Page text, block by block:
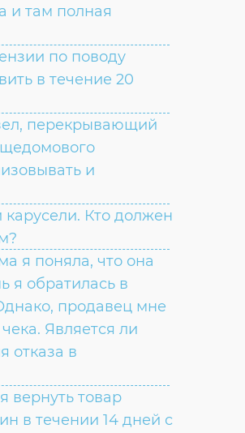
и там полная
по поводу
в течение 20
перекрывающий
и
Кто должен
я поняла, что она
я обратилась в
продавец мне
Является ли
отказа в
вернуть товар
в течении 14 дней с